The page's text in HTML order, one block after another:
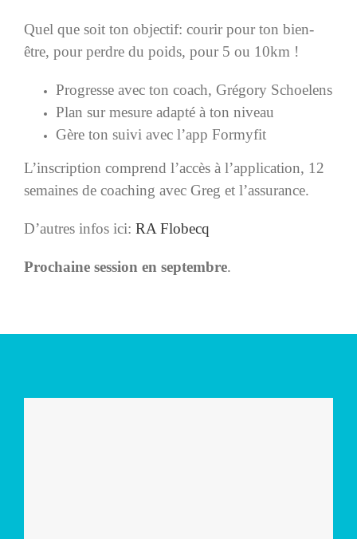
Quel que soit ton objectif: courir pour ton bien-
être, pour perdre du poids, pour 5 ou 10km !
Progresse avec ton coach, Grégory Schoelens
Plan sur mesure adapté à ton niveau
Gère ton suivi avec l’app Formyfit
L’inscription comprend l’accès à l’application, 12
semaines de coaching avec Greg et l’assurance.
D’autres infos ici: RA Flobecq
Prochaine session en septembre.